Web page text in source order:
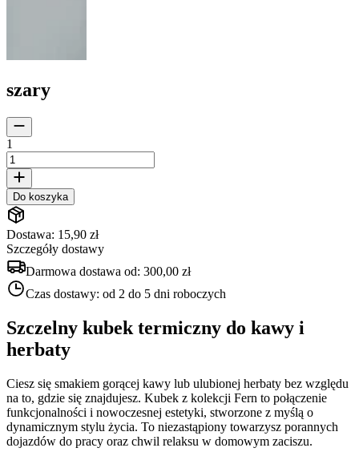
szary
1
Do koszyka
Dostawa: 15,90 zł
Szczegóły dostawy
Darmowa dostawa od: 300,00 zł
Czas dostawy: od 2 do 5 dni roboczych
Szczelny kubek termiczny do kawy i
herbaty
Ciesz się smakiem gorącej kawy lub ulubionej herbaty bez względu
na to, gdzie się znajdujesz. Kubek z kolekcji Fern to połączenie
funkcjonalności i nowoczesnej estetyki, stworzone z myślą o
dynamicznym stylu życia. To niezastąpiony towarzysz porannych
dojazdów do pracy oraz chwil relaksu w domowym zaciszu.